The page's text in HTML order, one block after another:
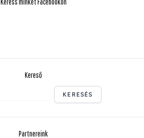
Kereső
KERESÉS
Partnereink